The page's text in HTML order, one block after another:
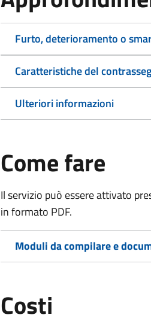
Furto, deterioramento o
Caratteristiche del
Ulteriori informazioni
Come fare
Il servizio può essere attivato
in formato PDF.
Moduli da compilare e
Costi